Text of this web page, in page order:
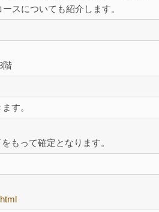
スについても紹介します。
階
す。
もって確定となります。